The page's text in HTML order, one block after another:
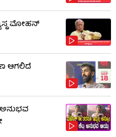
ಮೋಹನ್
ಆಗಲಿದೆ
ಅನುಭವ